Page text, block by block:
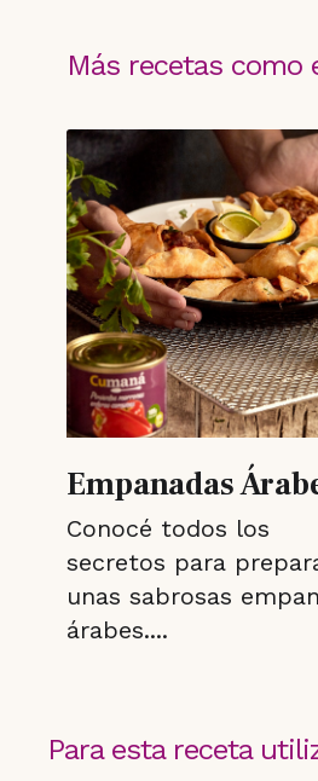
Más recetas como
Empanadas
Conocé todos los
secretos para
unas sabrosas
árabes....
Para esta receta